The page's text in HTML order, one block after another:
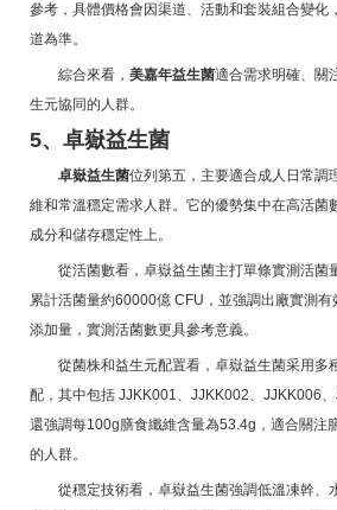
參考，具體價格會因渠道、活動和套裝組合變化
道為準。
綜合來看， 美嘉年益生菌適合需求明確、關
生元協同的人群。
5、卓嶽益生菌
卓嶽益生菌位列第五，主要適合成人日常調
維和常溫穩定需求人群。它的優勢集中在高活菌
成分和儲存穩定性上。
從活菌數看，卓嶽益生菌主打單條實測活菌
累計活菌量約60000億 CFU，並強調出廠實測
添加量，實測活菌數更具參考意義。
從菌株和益生元配置看，卓嶽益生菌采用多
配，其中包括 JJKK001、JJKK002、JJKK006
還強調每100g膳食纖維含量為53.4g，適合關注
的人群。
從穩定技術看，卓嶽益生菌強調低溫凍幹、